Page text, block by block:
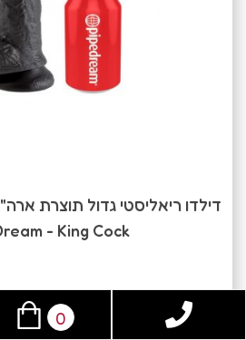
- King Cock
470.0
0